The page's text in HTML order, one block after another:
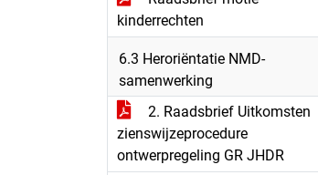
kinderrechten
6.3 Heroriëntatie NMD-
samenwerking
2. Raadsbrief Uitkomsten
zienswijzeprocedure
ontwerpregeling GR JHDR